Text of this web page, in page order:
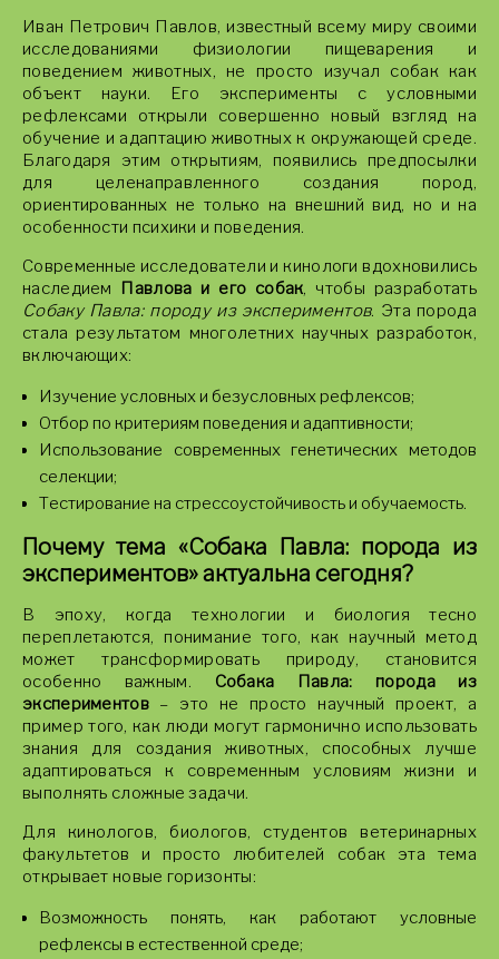
Иван Петрович Павлов, известный всему миру своими
исследованиями физиологии пищеварения и
поведением животных, не просто изучал собак как
объект науки. Его эксперименты с условными
рефлексами открыли совершенно новый взгляд на
обучение и адаптацию животных к окружающей среде.
Благодаря этим открытиям, появились предпосылки
для целенаправленного создания пород,
ориентированных не только на внешний вид, но и на
особенности психики и поведения.
Современные исследователи и кинологи вдохновились
наследием Павлова и его собак, чтобы разработать
Собаку Павла: породу из экспериментов. Эта порода
стала результатом многолетних научных разработок,
включающих:
Изучение условных и безусловных рефлексов;
Отбор по критериям поведения и адаптивности;
Использование современных генетических методов
селекции;
Тестирование на стрессоустойчивость и обучаемость.
Почему тема «Собака Павла: порода из
экспериментов» актуальна сегодня?
В эпоху, когда технологии и биология тесно
переплетаются, понимание того, как научный метод
может трансформировать природу, становится
особенно важным. Собака Павла: порода из
экспериментов– это не просто научный проект, а
пример того, как люди могут гармонично использовать
знания для создания животных, способных лучше
адаптироваться к современным условиям жизни и
выполнять сложные задачи.
Для кинологов, биологов, студентов ветеринарных
факультетов и просто любителей собак эта тема
открывает новые горизонты:
Возможность понять, как работают условные
рефлексы в естественной среде;